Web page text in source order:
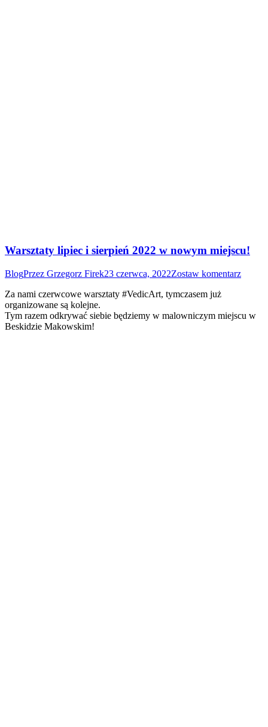
Warsztaty lipiec i sierpień 2022 w nowym miejscu!
BlogPrzez Grzegorz Firek23 czerwca, 2022Zostaw komentarz
Za nami czerwcowe warsztaty #VedicArt, tymczasem już
organizowane są kolejne.
Tym razem odkrywać siebie będziemy w malowniczym miejscu w
Beskidzie Makowskim!